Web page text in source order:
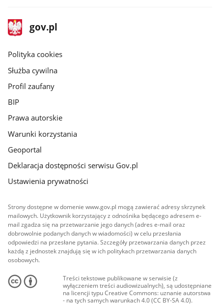
stopka
gov.pl
Strona
gov.pl
gov.pl
Polityka cookies
Służba cywilna
Profil zaufany
BIP
Prawa autorskie
Warunki korzystania
Geoportal
Deklaracja dostępności serwisu Gov.pl
Ustawienia prywatności
Strony dostępne w domenie www.gov.pl mogą zawierać adresy skrzynek
mailowych. Użytkownik korzystający z odnośnika będącego adresem e-
mail zgadza się na przetwarzanie jego danych (adres e-mail oraz
dobrowolnie podanych danych w wiadomości) w celu przesłania
odpowiedzi na przesłane pytania. Szczegóły przetwarzania danych przez
każdą z jednostek znajdują się w ich politykach przetwarzania danych
osobowych.
Treści tekstowe publikowane w serwisie (z
wyłączeniem treści audiowizualnych), są udostępniane
na licencji typu Creative Commons: uznanie autorstwa
- na tych samych warunkach 4.0 (CC BY-SA 4.0).